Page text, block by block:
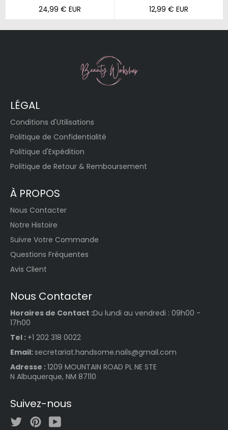
Prix
24,99 € EUR
Prix
12,99 € EUR
LÉGAL
Conditions d'Utilisations
Politique de Confidentialité
Politique d'Expédition
Politique de Retour & Remboursement
À PROPOS
Nous Contacter
Notre Histoire
Suivre Votre Commande
Questions Fréquentes
Avis Client
Nous Contacter
Horaires de Contact :Du lundi au vendredi : 09h00 -
17h00
Tel : +1 202 318 0022
Email: secretariat.handsome.nails@gmail.com
Adresse :1209 MOUNTAIN ROAD PL NE STE
N Albuquerque, NM 87110
Suivez-nous
TwitterPinterest